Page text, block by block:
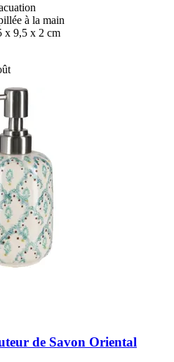
à la main
x 9,5 x 2 cm
de Savon Oriental